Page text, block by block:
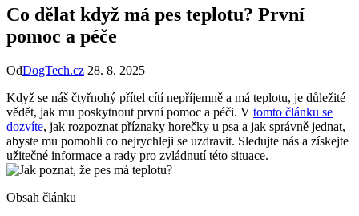
Co dělat když má pes teplotu? První
pomoc a péče
OdDogTech.cz 28. 8. 2025
Když se náš čtyřnohý přítel cítí nepříjemně a má teplotu, je důležité
vědět, jak mu poskytnout první pomoc a péči. V tomto článku se
dozvíte, jak​ rozpoznat příznaky horečky u psa‌ a jak správně jednat,
abyste mu pomohli co nejrychleji se uzdravit. Sledujte nás a získejte
užitečné informace a rady pro zvládnutí této situace.
Obsah článku